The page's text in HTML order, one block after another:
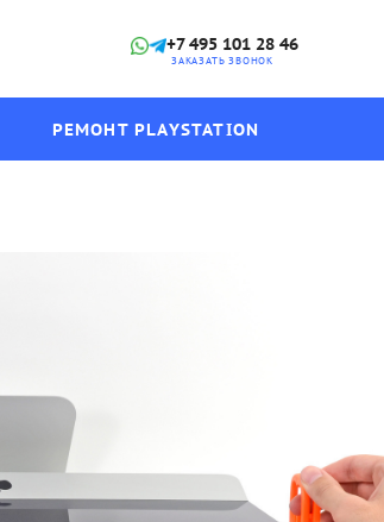
+7 495 101 28 46
ЗАКАЗАТЬ ЗВОНОК
РЕМОНТ PLAYSTATION